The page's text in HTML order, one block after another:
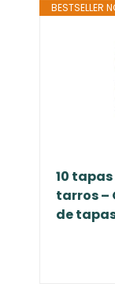
BESTSELLER
10
tarros –
de